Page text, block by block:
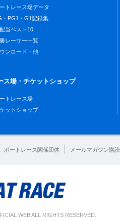
トレース場データ
・PG1・G1記録集
当ベスト10
レーサー一覧
ンロード・他
ス場・チケットショップ
トレース場
ットショップ
ボートレース関係団体 メールマガジン購読
WEB ALL RIGHTS RESERVED.